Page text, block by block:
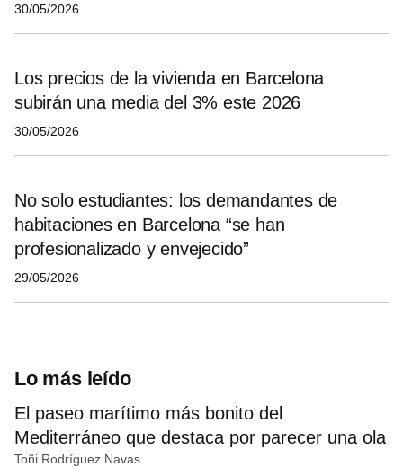
30/05/2026
Los precios de la vivienda en Barcelona
subirán una media del 3% este 2026
30/05/2026
No solo estudiantes: los demandantes de
habitaciones en Barcelona “se han
profesionalizado y envejecido”
29/05/2026
Lo más leído
El paseo marítimo más bonito del
Mediterráneo que destaca por parecer una ola
Toñi Rodríguez Navas